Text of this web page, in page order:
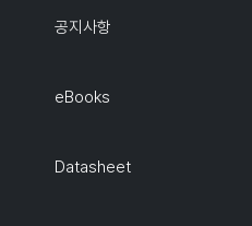
공지사항
eBooks
Datasheet